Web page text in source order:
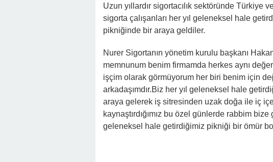
Uzun yıllardır sigortacılık sektöründe Türkiye
sigorta çalışanları her yıl geleneksel hale
pikniğinde bir araya geldiler.
Nurer Sigortanın yönetim kurulu başkanı
memnunum benim firmamda herkes aynı
işçim olarak görmüyorum her biri benim için
arkadaşımdır.Biz her yıl geleneksel hale
araya gelerek iş sitresinden uzak doğa ile iç
kaynaştırdığımız bu özel günlerde rabbim
geleneksel hale getirdiğimiz pikniği bir ömür